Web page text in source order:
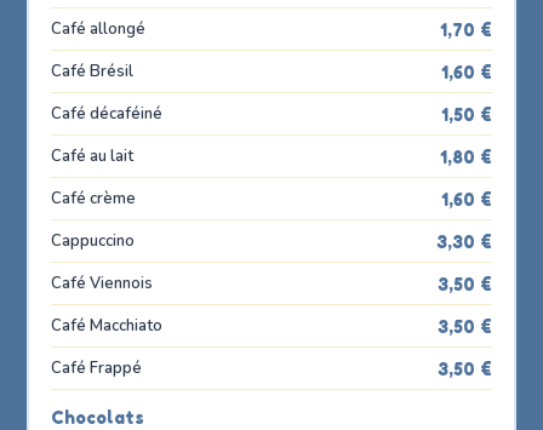
Café allongé 1,70 €
Café Brésil 1,60 €
Café décaféiné 1,50 €
Café au lait 1,80 €
Café crème 1,60 €
Cappuccino 3,30 €
Café Viennois 3,50 €
Café Macchiato 3,50 €
Café Frappé 3,50 €
Chocolats